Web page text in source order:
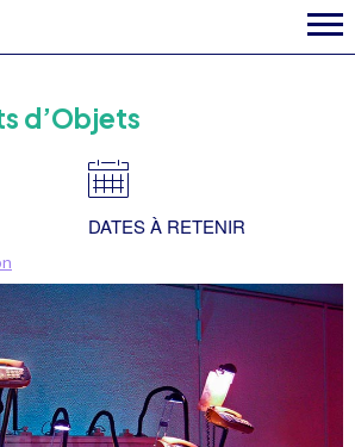
d’Objets
DATES À RETENIR